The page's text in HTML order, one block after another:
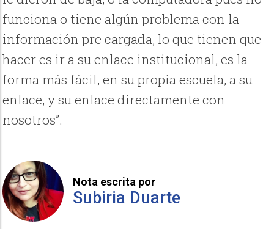
funciona o tiene algún problema con la
información pre cargada, lo que tienen que
hacer es ir a su enlace institucional, es la
forma más fácil, en su propia escuela, a su
enlace, y su enlace directamente con
nosotros”.
Nota escrita por
Subiria Duarte